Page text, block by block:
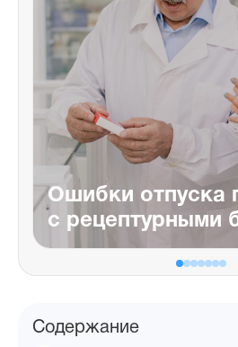
Ошибки отпуска
с рецептурными
Содержание